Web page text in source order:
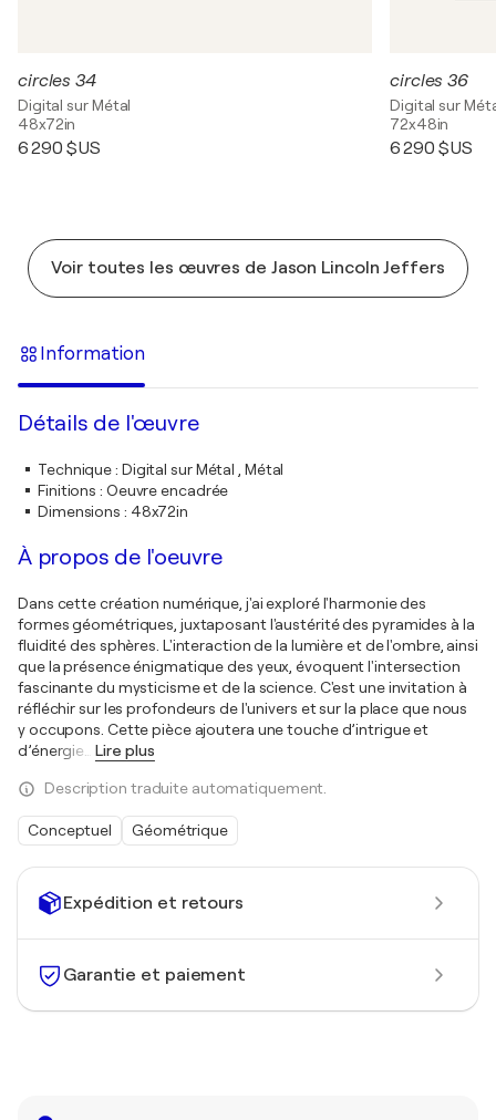
Expédition et retours
Garantie et paiement
circles 34
Digital sur Métal
48x72in
6 290 $US
circles 36
Digital sur
72x48in
6 290 $US
Voir toutes les œuvres de Jason Lincoln Jeffers
Information
Détails de l'œuvre
Technique: Digital sur Métal , Métal
Finitions : Oeuvre encadrée
Dimensions : 48x72in
À propos de l'oeuvre
Dans cette création numérique, j'ai exploré l'harmonie des
formes géométriques, juxtaposant l'austérité des pyramides à la
fluidité des sphères. L'interaction de la lumière et de l'ombre, ainsi
que la présence énigmatique des yeux, évoquent l'intersection
fascinante du mysticisme et de la science. C'est une invitation à
réfléchir sur les profondeurs de l'univers et sur la place que nous
y occupons. Cette pièce ajoutera une touche d’intrigue et
d’énergie
Lire plus
Description traduite automatiquement.
Conceptuel Géométrique